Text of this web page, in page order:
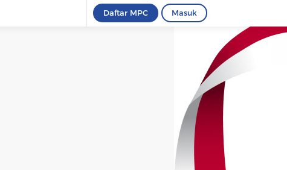
Daftar MPC Masuk